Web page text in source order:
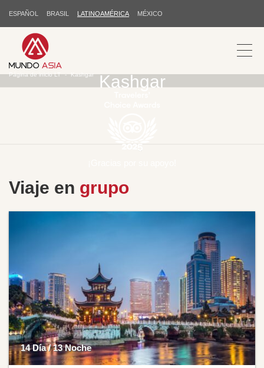
ESPAÑOL BRASIL LATINOAMÉRICA MÉXICO
Kashgar
Página de inicio LT Kashgar
Viaje en grupo
14 Día / 13 Noche